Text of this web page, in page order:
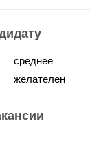
среднее
желателен